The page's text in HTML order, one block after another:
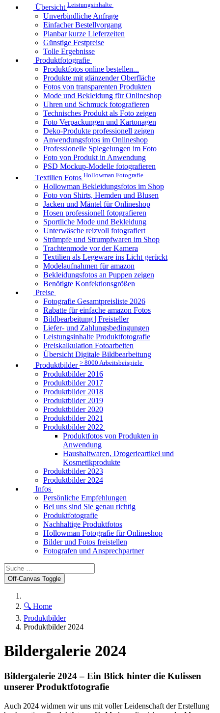
Übersicht Leistungsinhalte
Unverbindliche Anfrage
Einfacher Bestellvorgang
Planbar kurze Lieferzeiten
Günstige Festpreise
Tolle Ergebnisse
Produktfotografie
Produktfotos online bestellen...
Produkte mit glänzender Oberfläche
Fotos von transparenten Produkten
Mode und Bekleidung für Onlineshop
Uhren und Schmuck fotografieren
Technisches Produkt als Foto zeigen
Foto Verpackungen und Kartonagen
Deko-Produkte professionell zeigen
Anwendungsfotos im Onlineshop
Professionelle Spiegelungen im Foto
Foto von Produkt in Anwendung
PSD Mockup-Modelle fotografieren
Textilien Fotos Hollowman Fotografie
Hollowman Bekleidungsfotos im Shop
Foto von Shirts, Hemden und Blusen
Jacken und Mäntel für Onlineshop
Hosen professionell fotografieren
Sportliche Mode und Bekleidung
Unterwäsche reizvoll fotografiert
Strümpfe und Strumpfwaren im Shop
Trachtenmode vor der Kamera
Textilien als Legeware ins Licht gerückt
Modelaufnahmen für amazon
Bekleidungsfotos an Puppen zeigen
Benötigte Konfektionsgrößen
Preise
Fotografie Gesamtpreisliste 2026
Rabatte für einfache amazon Fotos
Bildbearbeitung | Freisteller
Liefer- und Zahlungsbedingungen
Leistungsinhalte Produktfotografie
Preiskalkulation Fotoarbeiten
Übersicht Digitale Bildbearbeitung
Produktbilder > 8000 Arbeitsbeispiele
Produktbilder 2016
Produktbilder 2017
Produktbilder 2018
Produktbilder 2019
Produktbilder 2020
Produktbilder 2021
Produktbilder 2022
Produktfotos von Produkten in
Anwendung
Haushaltwaren, Drogerieartikel und
Kosmetikprodukte
Produktbilder 2023
Produktbilder 2024
Infos
Persönliche Empfehlungen
Bei uns sind Sie genau richtig
Produktfotografie
Nachhaltige Produktfotos
Hollowman Fotografie für Onlineshop
Bilder und Fotos freistellen
Fotografen und Ansprechpartner
Off-Canvas Toggle
🔍 Home
Produktbilder
Produktbilder 2024
Bildergalerie 2024
Bildergalerie 2024 – Ein Blick hinter die Kulissen
unserer Produktfotografie
Auch 2024 widmen wir uns mit voller Leidenschaft der Erstellung